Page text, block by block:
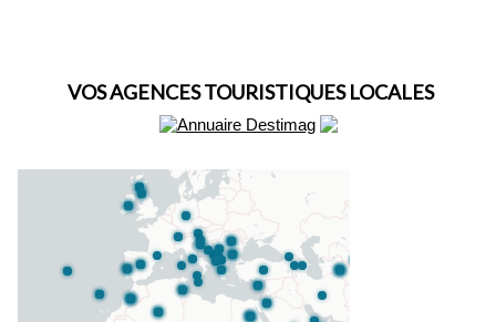
VOS AGENCES TOURISTIQUES LOCALES